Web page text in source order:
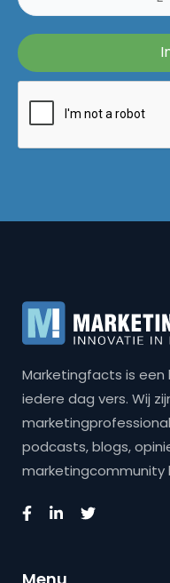
Marketingfacts is
iedere dag vers. Wij
podcasts, blogs,
marketingcommunity